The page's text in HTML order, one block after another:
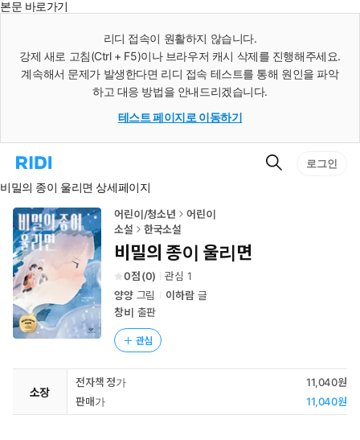
본문 바로가기
리디 접속이 원활하지 않습니다.
강제 새로 고침(Ctrl + F5)이나 브라우저 캐시 삭제를 진행해주세요.
계속해서 문제가 발생한다면 리디 접속 테스트를 통해 원인을 파악
하고 대응 방법을 안내드리겠습니다.
테스트 페이지로 이동하기
리
홈
로
이
동
검
로그인
비밀의 종이 울리면 상세페이지
어린이/청소년
어린이
소설
한국소설
비밀의 종이 울리면
0 (0) 관심 1
양양그림 이하람 글
창비 출판
관심
소장
전자책 정가
11,040원
판매가
11,040원